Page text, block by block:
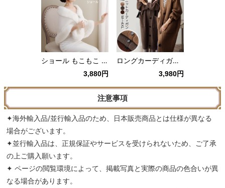
ショール もこもこ パーティー ストール 防寒 ケープ レディース 白 冬 暖かい マント ドレス 上品
3,880円
ロングカーディガン 秋冬 エレガント シンプル 上品 オフィス カジュアル 厚手 大きいサイズ ゆったり オーバーサイズ コート カーディガン 羽織り
3,980円
注意事項
✦海外輸入品/並行輸入品のため、日本販売商品とは仕様が異なる
場合がございます。
✦並行輸入品は、正規保証やサービスを受けられないため、ご了承
の上ご購入願います。
✦ ページの閲覧環境によって、掲載写真と実際の商品の色合いが異
なる場合があります。